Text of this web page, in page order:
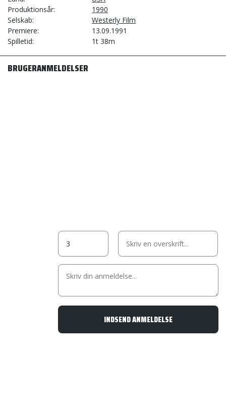
Produktionsår
1990
Selskab
Westerly Film
Premiere
13.09.1991
Spilletid
1t 38m
BRUGERANMELDELSER